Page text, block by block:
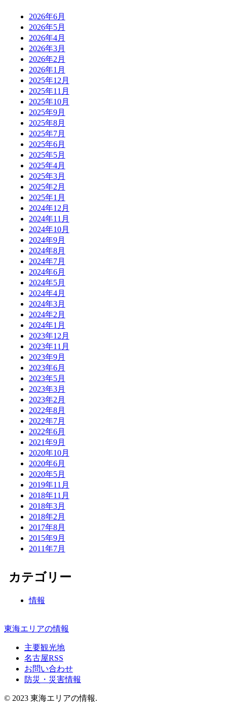
2026年6月
2026年5月
2026年4月
2026年3月
2026年2月
2026年1月
2025年12月
2025年11月
2025年10月
2025年9月
2025年8月
2025年7月
2025年6月
2025年5月
2025年4月
2025年3月
2025年2月
2025年1月
2024年12月
2024年11月
2024年10月
2024年9月
2024年8月
2024年7月
2024年6月
2024年5月
2024年4月
2024年3月
2024年2月
2024年1月
2023年12月
2023年11月
2023年9月
2023年6月
2023年5月
2023年3月
2023年2月
2022年8月
2022年7月
2022年6月
2021年9月
2020年10月
2020年6月
2020年5月
2019年11月
2018年11月
2018年3月
2018年2月
2017年8月
2015年9月
2011年7月
カテゴリー
情報
東海エリアの情報
主要観光地
名古屋RSS
お問い合わせ
防災・災害情報
© 2023 東海エリアの情報.